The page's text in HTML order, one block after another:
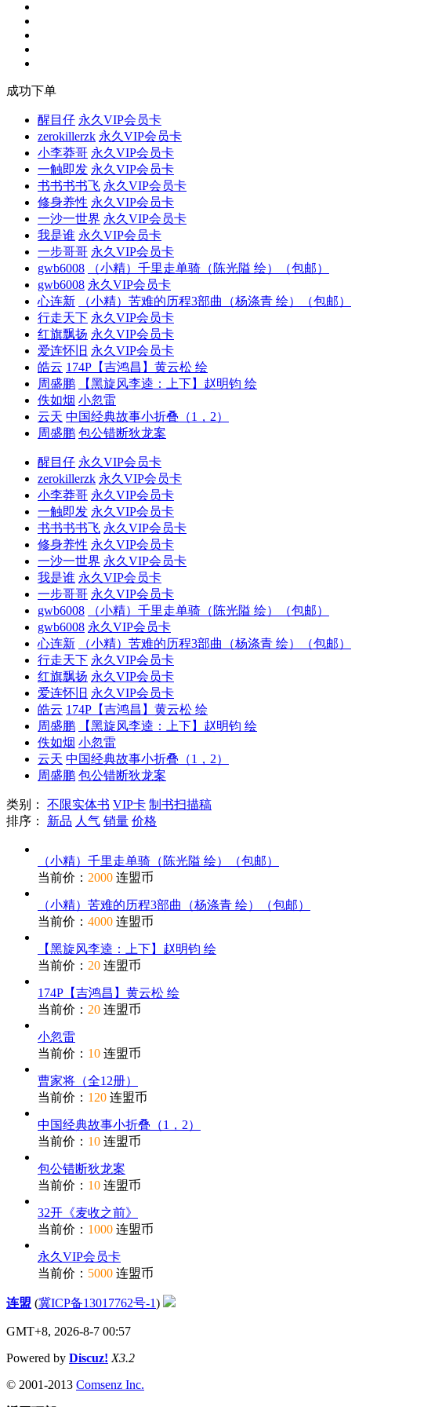
成功下单
醒目仔 永久VIP会员卡
zerokillerzk 永久VIP会员卡
小李莽哥 永久VIP会员卡
一触即发 永久VIP会员卡
书书书书飞 永久VIP会员卡
修身养性 永久VIP会员卡
一沙一世界 永久VIP会员卡
我是谁 永久VIP会员卡
一步哥哥 永久VIP会员卡
gwb6008
（小精）千里走单骑（陈光隘 绘）（包邮）
gwb6008 永久VIP会员卡
心连新
（小精）苦难的历程3部曲（杨涤青 绘）（包邮）
行走天下 永久VIP会员卡
红旗飘扬 永久VIP会员卡
爱连怀旧 永久VIP会员卡
皓云 174P【吉鸿昌】黄云松 绘
周盛鹏
【黑旋风李逵：上下】赵明钧 绘
佚如烟 小忽雷
云天 中国经典故事小折叠（1，2）
周盛鹏 包公错断狄龙案
醒目仔 永久VIP会员卡
zerokillerzk 永久VIP会员卡
小李莽哥 永久VIP会员卡
一触即发 永久VIP会员卡
书书书书飞 永久VIP会员卡
修身养性 永久VIP会员卡
一沙一世界 永久VIP会员卡
我是谁 永久VIP会员卡
一步哥哥 永久VIP会员卡
gwb6008
（小精）千里走单骑（陈光隘 绘）（包邮）
gwb6008 永久VIP会员卡
心连新
（小精）苦难的历程3部曲（杨涤青 绘）（包邮）
行走天下 永久VIP会员卡
红旗飘扬 永久VIP会员卡
爱连怀旧 永久VIP会员卡
皓云 174P【吉鸿昌】黄云松 绘
周盛鹏
【黑旋风李逵：上下】赵明钧 绘
佚如烟 小忽雷
云天 中国经典故事小折叠（1，2）
周盛鹏 包公错断狄龙案
类别： 不限实体书 VIP卡 制书扫描稿
排序：
新品 人气 销量 价格
（小精）千里走单骑（陈光隘 绘）（包邮）
当前价： 2000 连盟币
（小精）苦难的历程3部曲（杨涤青 绘）（包邮）
当前价： 4000 连盟币
【黑旋风李逵：上下】赵明钧 绘
当前价： 20 连盟币
174P【吉鸿昌】黄云松 绘
当前价： 20 连盟币
小忽雷
当前价： 10 连盟币
曹家将（全12册）
当前价： 120 连盟币
中国经典故事小折叠（1，2）
当前价： 10 连盟币
包公错断狄龙案
当前价： 10 连盟币
32开《麦收之前》
当前价： 1000 连盟币
永久VIP会员卡
当前价： 5000 连盟币
连盟 (冀ICP备13017762号-1)
GMT+8, 2026-8-7 00:57
Powered by Discuz! X3.2
© 2001-2013 Comsenz Inc.